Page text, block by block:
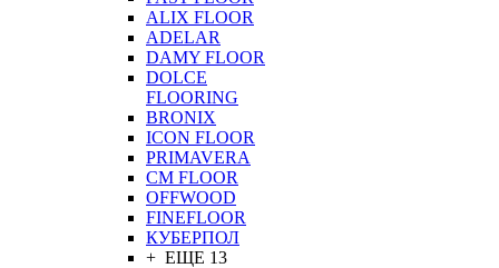
ALIX FLOOR
ADELAR
DAMY FLOOR
DOLCE
FLOORING
BRONIX
ICON FLOOR
PRIMAVERA
CM FLOOR
OFFWOOD
FINEFLOOR
КУБЕРПОЛ
+ ЕЩЕ 13